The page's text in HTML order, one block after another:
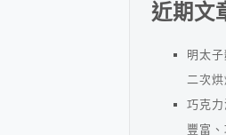
近期文
明太
二次
巧克
豐富